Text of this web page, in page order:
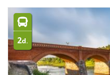
2d.